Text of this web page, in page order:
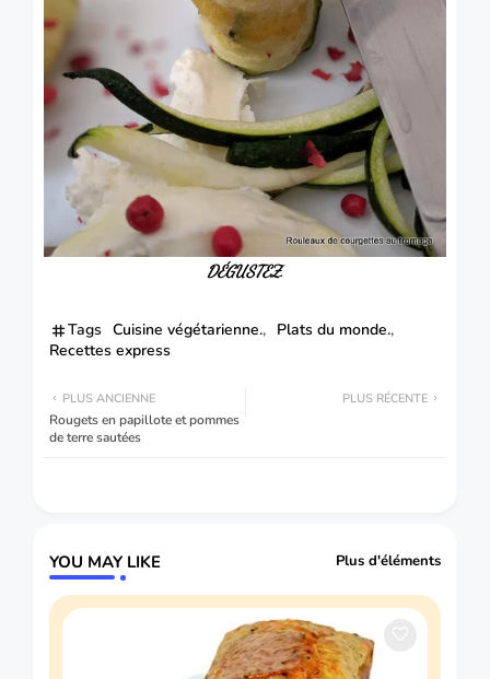
DÉGUSTEZ.
Tags Cuisine végétarienne.
Plats du monde.
Recettes express
PLUS RÉCENTE
PLUS ANCIENNE
Rougets en papillote et pommes
de terre sautées
YOU MAY LIKE Plus d'éléments